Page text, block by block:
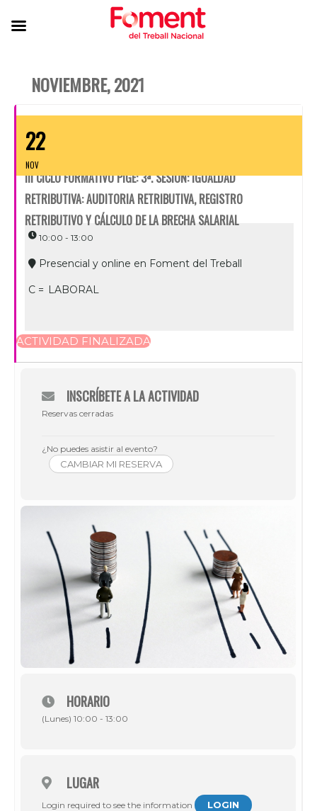
NOVIEMBRE, 2021
22
NOV
III CICLO FORMATIVO PIGE: 3ª. SESIÓN: IGUALDAD
RETRIBUTIVA: AUDITORIA RETRIBUTIVA, REGISTRO
RETRIBUTIVO Y CÁLCULO DE LA BRECHA SALARIAL
10:00 - 13:00
Presencial y online en Foment del Treball
C = LABORAL
ACTIVIDAD FINALIZADA
INSCRÍBETE A LA ACTIVIDAD
Reservas cerradas
¿No puedes asistir al evento?
CAMBIAR MI RESERVA
HORARIO
(Lunes) 10:00 - 13:00
LUGAR
Login required to see the information LOGIN